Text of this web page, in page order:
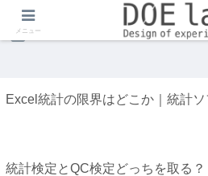
kazuma
Excel統計の限界はどこか｜統計
統計検定とQC検定どっちを取る
メニュー